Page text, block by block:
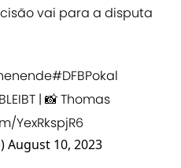
vai para a disputa
#DFBPokal
| 📸 Thomas
YexRkspjR6
August 10, 2023